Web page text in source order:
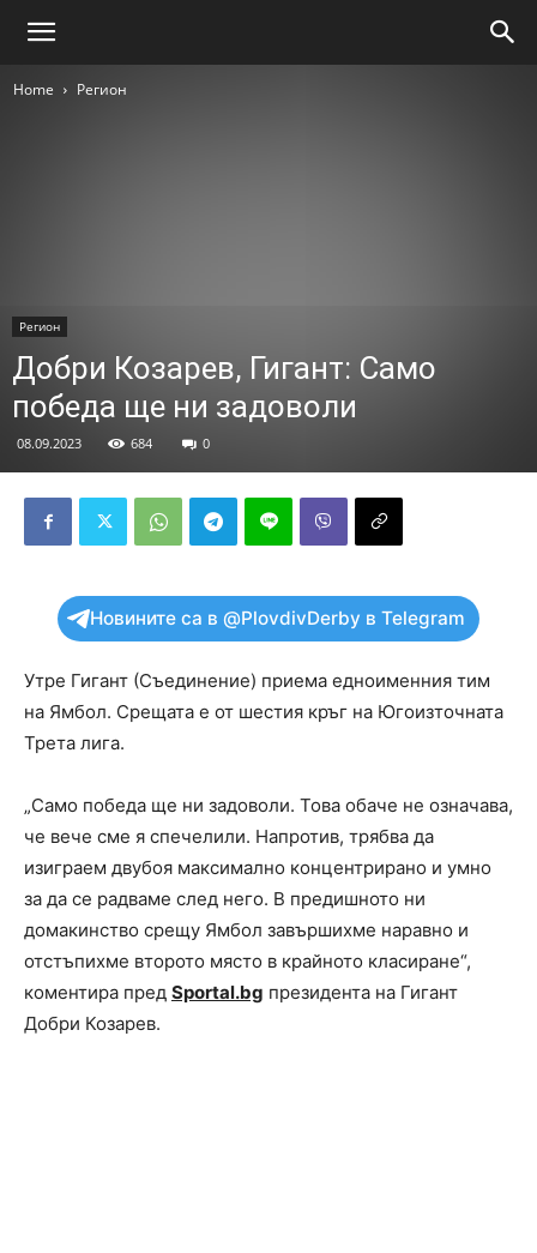
Home Регион
Регион
Добри Козарев, Гигант: Само
победа ще ни задоволи
08.09.2023 684 0
Новините са в @PlovdivDerby в Telegram
Утре Гигант (Съединение) приема едноименния тим
на Ямбол. Срещата е от шестия кръг на Югоизточната
Трета лига.
„Само победа ще ни задоволи. Това обаче не означава,
че вече сме я спечелили. Напротив, трябва да
изиграем двубоя максимално концентрирано и умно
за да се радваме след него. В предишното ни
домакинство срещу Ямбол завършихме наравно и
отстъпихме второто място в крайното класиране“,
коментира пред Sportal.bg президента на Гигант
Добри Козарев.